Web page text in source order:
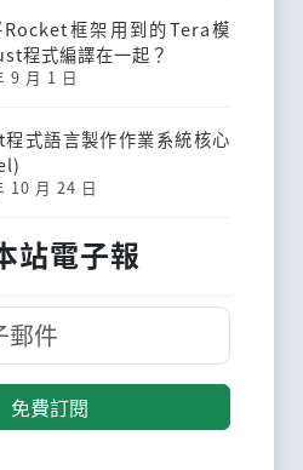
Rocket框架用到的Tera模
程式編譯在一起？
9 月 1 日
式語言製作作業系統核心
10 月 24 日
站電子報
免費訂閱